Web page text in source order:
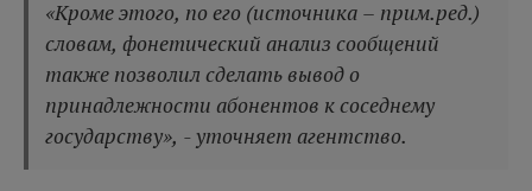
«Кроме этого, по его (источника – прим.ред.)
словам, фонетический анализ сообщений
также позволил сделать вывод о
принадлежности абонентов к соседнему
государству», - уточняет агентство.